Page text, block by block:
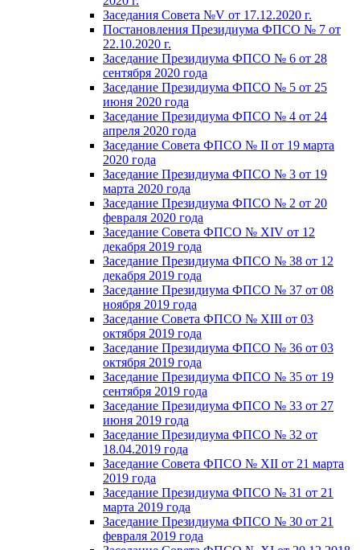
Заседания Совета №V от 17.12.2020 г.
Постановления Президиума ФПСО № 7 от
22.10.2020 г.
Заседание Президиума ФПСО № 6 от 28
сентября 2020 года
Заседание Президиума ФПСО № 5 от 25
июня 2020 года
Заседание Президиума ФПСО № 4 от 24
апреля 2020 года
Заседание Совета ФПСО № II от 19 марта
2020 года
Заседание Президиума ФПСО № 3 от 19
марта 2020 года
Заседание Президиума ФПСО № 2 от 20
февраля 2020 года
Заседание Совета ФПСО № XIV от 12
декабря 2019 года
Заседание Президиума ФПСО № 38 от 12
декабря 2019 года
Заседание Президиума ФПСО № 37 от 08
ноября 2019 года
Заседание Совета ФПСО № XIII от 03
октября 2019 года
Заседание Президиума ФПСО № 36 от 03
октября 2019 года
Заседание Президиума ФПСО № 35 от 19
сентября 2019 года
Заседание Президиума ФПСО № 33 от 27
июня 2019 года
Заседание Президиума ФПСО № 32 от
18.04.2019 года
Заседание Совета ФПСО № XII от 21 марта
2019 года
Заседание Президиума ФПСО № 31 от 21
марта 2019 года
Заседание Президиума ФПСО № 30 от 21
февраля 2019 года